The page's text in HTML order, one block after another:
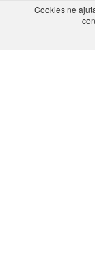
Cookies ne